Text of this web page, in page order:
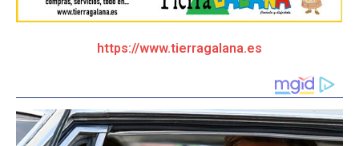
https://www.tierragalana.es